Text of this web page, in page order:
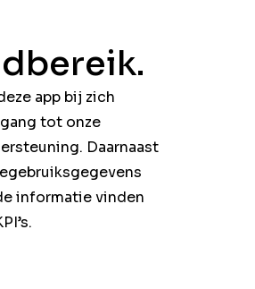
app bij zich
tot onze
Daarnaast
informatie vinden